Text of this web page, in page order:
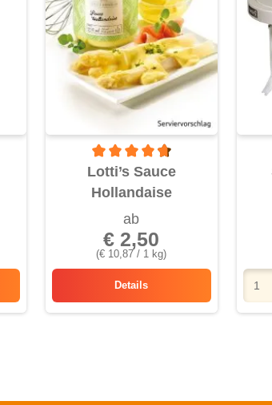
von 5 von 5 Sternen
Durchschnittliche Bewertung von
Lotti’s Sauce
Hollandaise
(€ 10,87 / 1 kg)
ab
€ 2,50
Details
Lotti’s Sauce Hollandaise